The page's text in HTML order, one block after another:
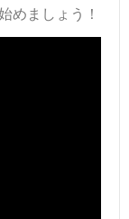
めましょう！